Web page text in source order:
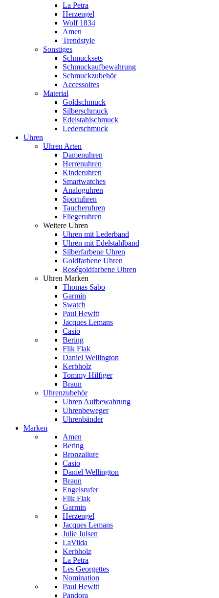
La Petra
Herzengel
Wolf 1834
Amen
Trendstyle
Sonstiges
Schmucksets
Schmuckaufbewahrung
Schmuckzubehör
Accessoires
Material
Goldschmuck
Silberschmuck
Edelstahlschmuck
Lederschmuck
Uhren
Uhren Arten
Damenuhren
Herrenuhren
Kinderuhren
Smartwatches
Analoguhren
Sportuhren
Taucheruhren
Fliegeruhren
Weitere Uhren
Uhren mit Lederband
Uhren mit Edelstahlband
Silberfarbene Uhren
Goldfarbene Uhren
Roségoldfarbene Uhren
Uhren Marken
Thomas Sabo
Garmin
Swatch
Paul Hewitt
Jacques Lemans
Casio
Bering
Flik Flak
Daniel Wellington
Kerbholz
Tommy Hilfiger
Braun
Uhrenzubehör
Uhren Aufbewahrung
Uhrenbeweger
Uhrenbänder
Marken
Amen
Bering
Bronzallure
Casio
Daniel Wellington
Braun
Engelsrufer
Flik Flak
Garmin
Herzengel
Jacques Lemans
Julie Julsen
LaViida
Kerbholz
La Petra
Les Georgettes
Nomination
Paul Hewitt
Pandora